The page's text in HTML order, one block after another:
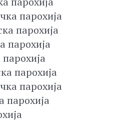
парохија
парохија
парохија
парохија
парохија
парохија